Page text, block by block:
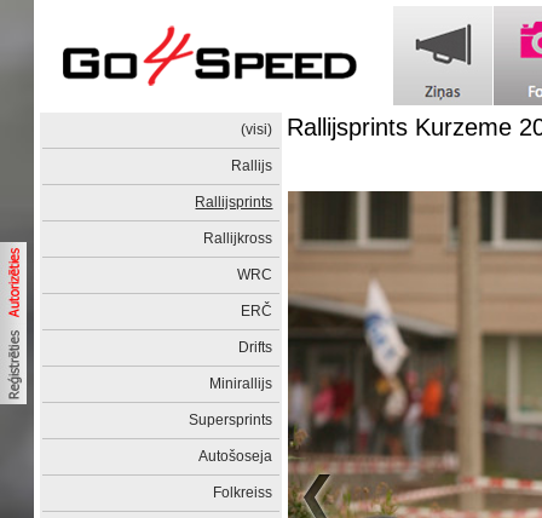
(visi)
Rallijs
Rallijsprints
Rallijkross
WRC
ERČ
Drifts
Minirallijs
Supersprints
Autošoseja
Folkreiss
Rallijsprints Kurzeme